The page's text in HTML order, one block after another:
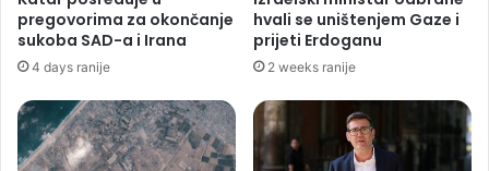
pregovorima za okončanje
sukoba SAD-a i Irana
4 days ranije
hvali se uništenjem Gaze i
prijeti Erdoganu
2 weeks ranije